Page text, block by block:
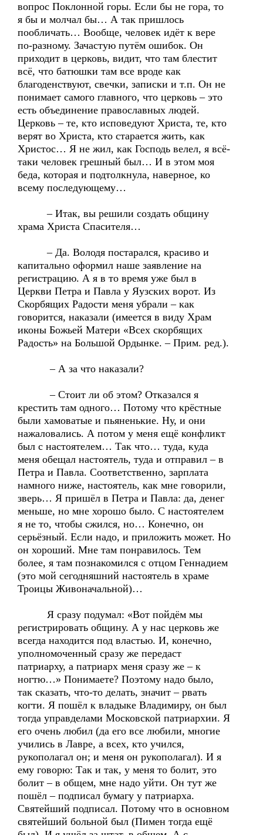
вопрос Поклонной горы. Если бы не гора, то
я бы и молчал бы… А так пришлось
пообличать… Вообще, человек идёт к вере
по-разному. Зачастую путём ошибок. Он
приходит в церковь, видит, что там блестит
всё, что батюшки там все вроде как
благоденствуют, свечки, записки и т.п. Он не
понимает самого главного, что церковь – это
есть объединение православных людей.
Церковь – те, кто исповедуют Христа, те, кто
верят во Христа, кто старается жить, как
Христос… Я не жил, как Господь велел, я всё-
таки человек грешный был… И в этом моя
беда, которая и подтолкнула, наверное, ко
всему последующему…
– Итак, вы решили создать общину
храма Христа Спасителя…
– Да. Володя постарался, красиво и
капитально оформил наше заявление на
регистрацию. А я в то время уже был в
Церкви Петра и Павла у Яузских ворот. Из
Скорбящих Радости меня убрали – как
говорится, наказали (имеется в виду Храм
иконы Божьей Матери «Всех скорбящих
Радость» на Большой Ордынке. – Прим. ред.).
– А за что наказали?
– Стоит ли об этом? Отказался я
крестить там одного… Потому что крёстные
были хамоватые и пьяненькие. Ну, и они
нажаловались. А потом у меня ещё конфликт
был с настоятелем… Так что… туда, куда
меня обещал настоятель, туда и отправил – в
Петра и Павла. Соответственно, зарплата
намного ниже, настоятель, как мне говорили,
зверь… Я пришёл в Петра и Павла: да, денег
меньше, но мне хорошо было. С настоятелем
я не то, чтобы сжился, но… Конечно, он
серьёзный. Если надо, и приложить может. Но
он хороший. Мне там понравилось. Тем
более, я там познакомился с отцом Геннадием
(это мой сегодняшний настоятель в храме
Троицы Живоначальной)…
Я сразу подумал: «Вот пойдём мы
регистрировать общину. А у нас церковь же
всегда находится под властью. И, конечно,
уполномоченный сразу же передаст
патриарху, а патриарх меня сразу же – к
ногтю…» Понимаете? Поэтому надо было,
так сказать, что-то делать, значит – рвать
когти. Я пошёл к владыке Владимиру, он был
тогда управделами Московской патриархии. Я
его очень любил (да его все любили, многие
учились в Лавре, а всех, кто учился,
рукополагал он; и меня он рукополагал). И я
ему говорю: Так и так, у меня то болит, это
болит – в общем, мне надо уйти. Он тут же
пошёл – подписал бумагу у патриарха.
Святейший подписал. Потому что в основном
святейший больной был (Пимен тогда ещё